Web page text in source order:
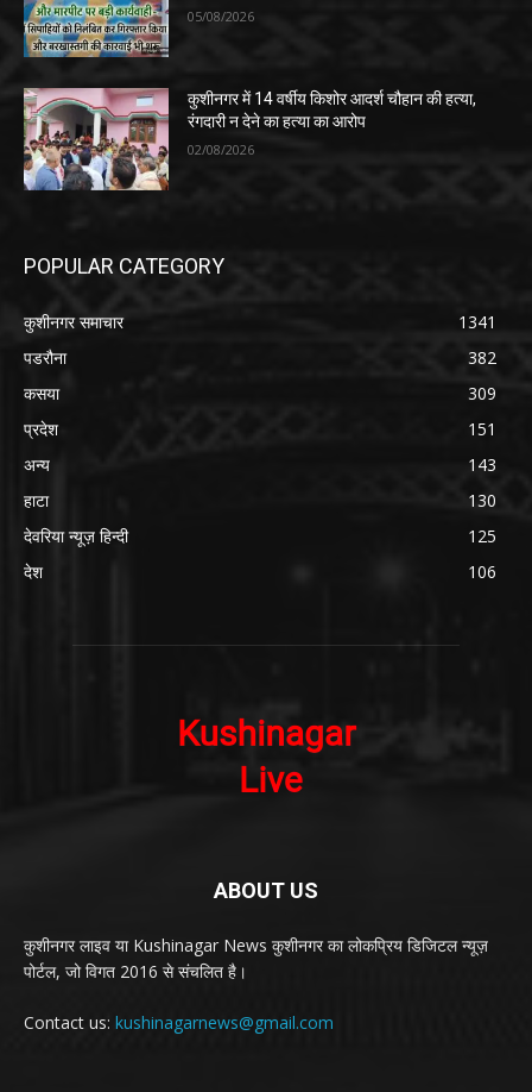
05/08/2026
कुशीनगर में 14 वर्षीय किशोर आदर्श चौहान की हत्या,
रंगदारी न देने का हत्या का आरोप
02/08/2026
POPULAR CATEGORY
कुशीनगर समाचार
1341
पडरौना
382
कसया
309
प्रदेश
151
अन्य
143
हाटा
130
देवरिया न्यूज़ हिन्दी
125
देश
106
ABOUT US
कुशीनगर लाइव या Kushinagar News कुशीनगर का लोकप्रिय डिजिटल न्यूज़
पोर्टल, जो विगत 2016 से संचलित है।
Contact us: kushinagarnews@gmail.com